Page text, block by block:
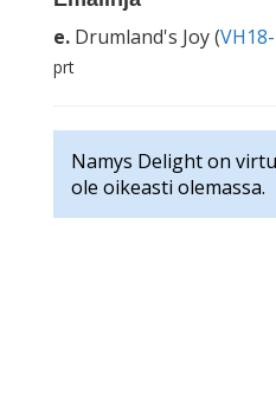
e. Drumland's Joy (
prt
Namys Delight on
ole oikeasti olemassa.